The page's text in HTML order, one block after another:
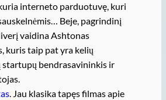
interneto parduotuvę, kuri
Beje, pagrindinį
vaidina Ashtonas
kuris taip pat yra kelių
startupų bendrasavininkis ir
. Jau klasika tapęs filmas apie